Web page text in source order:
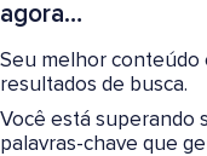
agora…
Seu melhor conteúdo
resultados de busca.
Você está superando
palavras-chave que